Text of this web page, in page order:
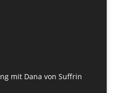
mit Dana von Suffrin